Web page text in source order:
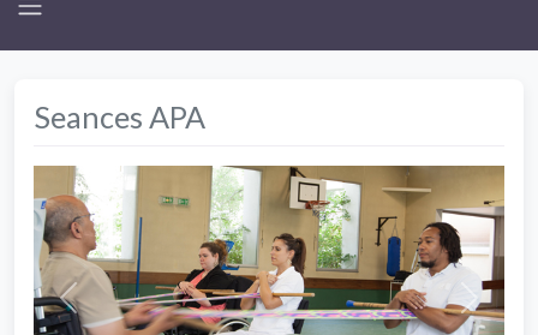
Seances APA
Previous Next